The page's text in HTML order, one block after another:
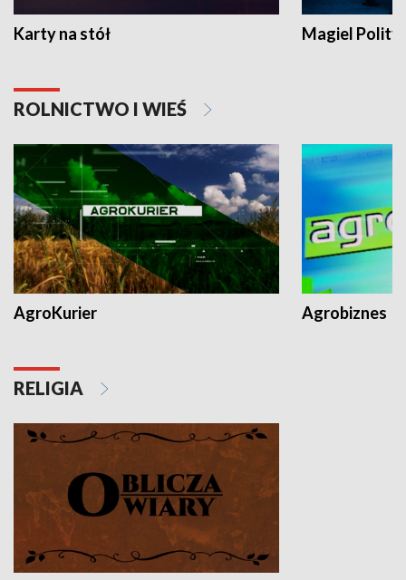
Karty na stół Magiel
ROLNICTWO I WIEŚ
AgroKurier Agrobiznes
RELIGIA